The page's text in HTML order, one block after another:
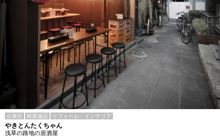
台東区 商業施設 リフォーム・インテリア
やきとんたくちゃん
浅草の路地の居酒屋